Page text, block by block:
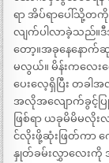
ရာ အိပ်ရာပေါ်သို့တ
လျက်ပါလာခဲ့သည်။ဒီ
တော့။အခုနေနောက်
မလွယ်။ မိန်းကလေ
ပေးလေ့ရှိပြီး တခါအ
အလိုအလျောက်ခွင့်ပ
ဖြစ်ရာ ယခုမိမိမလိုး
င်လိုးဖို့ဆုံးဖြတ်ကာ
နှုတ်ခမ်းလွှာလေးကို